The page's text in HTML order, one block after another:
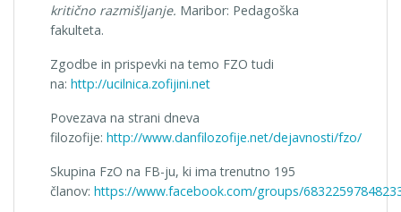
kritično razmišljanje. Maribor: Pedagoška
fakulteta.
Zgodbe in prispevki na temo FZO tudi
na: http://ucilnica.zofijini.net
Povezava na strani dneva
filozofije: http://www.danfilozofije.net/dejavnosti/fzo/
Skupina FzO na FB-ju, ki ima trenutno 195
članov: https://www.facebook.com/groups/